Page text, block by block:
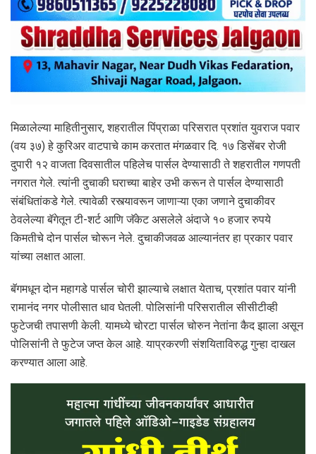
मिळालेल्या माहितीनुसार, शहरातील पिंप्राळा परिसरात प्रशांत युवराज पवार
(वय ३७) हे कुरिअर वाटपाचे काम करतात मंगळवार दि. १७ डिसेंबर रोजी
दुपारी १२ वाजता दिवसातील पहिलेच पार्सल देण्यासाठी ते शहरातील गणपती
नगरात गेले. त्यांनी दुचाकी घराच्या बाहेर उभी करून ते पार्सल देण्यासाठी
संबंधितांकडे गेले. त्यावेळी रस्त्यावरून जाणाऱ्या एका जणाने दुचाकीवर
ठेवलेल्या बॅगेतून टी-शर्ट आणि जॅकेट असलेले अंदाजे १० हजार रुपये
किमतीचे दोन पार्सल चोरून नेले. दुचाकीजवळ आल्यानंतर हा प्रकार पवार
यांच्या लक्षात आला.
बॅगमधून दोन महागडे पार्सल चोरी झाल्याचे लक्षात येताच, प्रशांत पवार यांनी
रामानंद नगर पोलीसात धाव घेतली. पोलिसांनी परिसरातील सीसीटीव्ही
फुटेजची तपासणी केली. यामध्ये चोरटा पार्सल चोरुन नेतांना कैद झाला असून
पोलिसांनी ते फुटेज जप्त केल आहे. याप्रकरणी संशयिताविरुद्ध गुन्हा दाखल
करण्यात आला आहे.